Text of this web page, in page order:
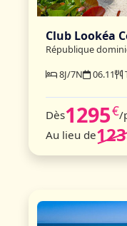
Club Lookéa
République
8J/7N
06.11
Dès1295€/
Au lieu de